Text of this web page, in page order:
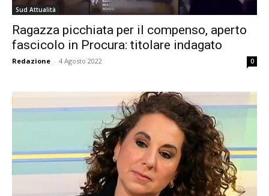
Sud Attualità
Ragazza picchiata per il compenso, aperto
fascicolo in Procura: titolare indagato
Redazione - 4 Agosto 2022 0